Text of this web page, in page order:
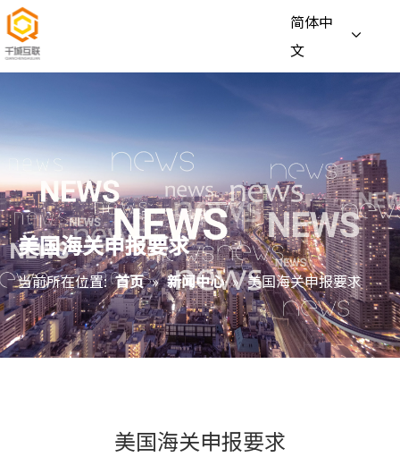
简体中
文
美国海关申报要求
当前所在位置: 首页 » 新闻中心 » 美国海关申报要求
美国海关申报要求